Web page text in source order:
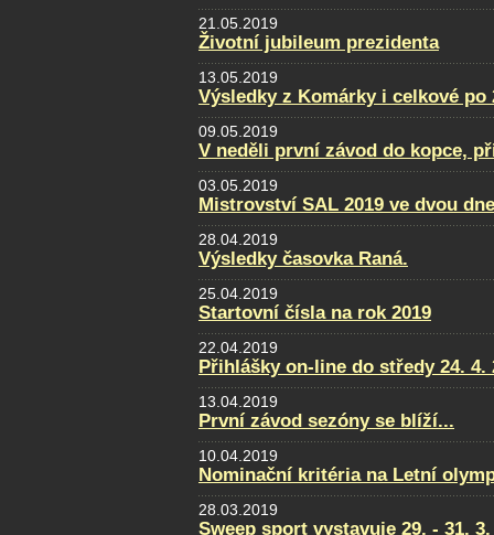
21.05.2019
Životní jubileum prezidenta
13.05.2019
Výsledky z Komárky i celkové po
09.05.2019
V neděli první závod do kopce,
03.05.2019
Mistrovství SAL 2019 ve dvou
28.04.2019
Výsledky časovka Raná.
25.04.2019
Startovní čísla na rok 2019
22.04.2019
Přihlášky on-line do středy 24. 4.
13.04.2019
První závod sezóny se blíží...
10.04.2019
Nominační kritéria na Letní
28.03.2019
Sweep sport vystavuje 29. - 31.